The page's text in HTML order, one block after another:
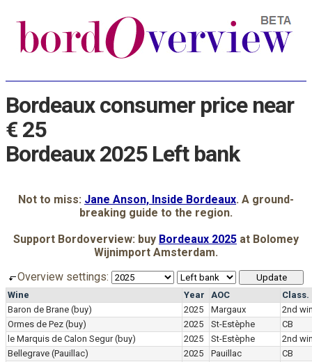
Bordeaux consumer price near
€ 25
Bordeaux 2025 Left bank
Not to miss: Jane Anson, Inside Bordeaux. A ground-
breaking guide to the region.
Support Bordoverview: buy Bordeaux 2025 at Bolomey
Wijnimport Amsterdam.
Overview settings:
Wine Year AOC
Class.
Baron de Brane (buy) 2025 Margaux
2nd
Ormes de Pez (buy) 2025 St-Estèphe
CB
le Marquis de Calon Segur (buy) 2025 St-Estèphe
2nd
Bellegrave (Pauillac)
2025 Pauillac
CB